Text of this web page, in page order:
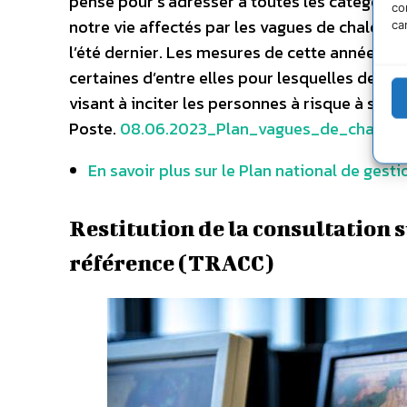
notre vie affectés par les vagues de chaleur.
l’été dernier. Les mesures de cette année
certaines d’entre elles pour lesquelles des
visant à inciter les personnes à risque à
Poste.
En savoir plus sur le Plan national de
Restitution de la consultation
référence (TRACC)